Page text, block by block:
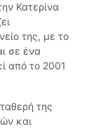
Κατερίνα
της, με το
σε ένα
από το 2001
της
και